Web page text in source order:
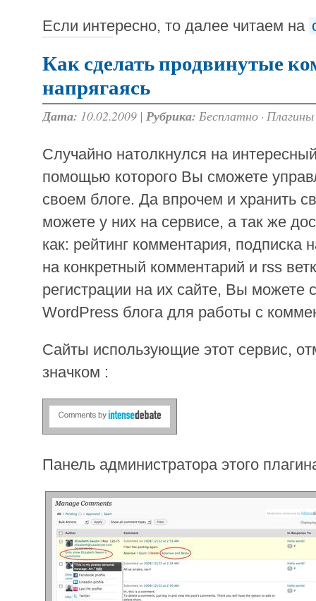
Если интересно, то далее читаем на
Как сделать продвинутые
напрягаясь
Дата: 10.02.2009 | Рубрика: Бесплатно · Плагины
Случайно натолкнулся на
помощью которого Вы сможете
своем блоге. Да впрочем и хранить
можете у них на сервисе, а так же
как: рейтинг комментария, подписка
на конкретный комментарий и rss
регистрации на их сайте, Вы можете
WordPress блога для работы с
Сайты использующие этот сервис,
значком :
Панель администратора этого